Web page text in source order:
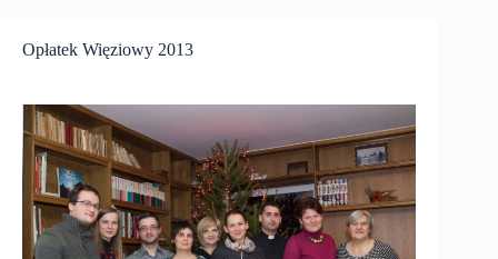
Opłatek Więziowy 2013